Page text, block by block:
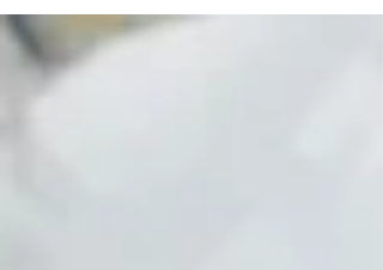
タイの風と笑顔に包まれる2日間！ ぜひ梅小路公
へ遊びにいらしてください！ 📍詳細・会場マップ
はこちら https://www.kyoto-thaifair.com/